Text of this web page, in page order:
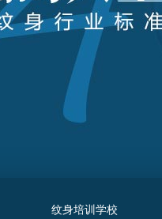
纹身培训学校